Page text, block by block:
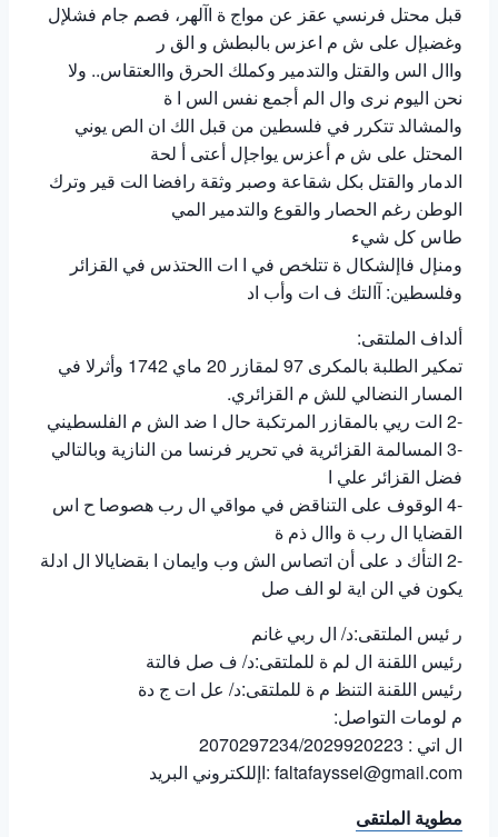
قبل محتل فرنسي عقز عن مواج ة اآلهر، فصم جام فشلإل
وغضبإل على ش م اعزس بالبطش و الق ر
واال الس والقتل والتدمير وكملك الحرق واالعتقاس.. ولا
نحن اليوم نرى وال الم أجمع نفس الس ا ة
والمشالد تتكرر في فلسطين من قبل الك ان الص يوني
المحتل على ش م أعزس يواجإل أعتى أ لحة
الدمار والقتل بكل شقاعة وصبر وثقة رافضا الت قير وترك
الوطن رغم الحصار والقوع والتدمير المي
طاس كل شيء
ومنإل فاإلشكال ة تتلخص في ا ات االحتذس في القزائر
وفلسطين: آالتك ف ات وأب اد
ألداف الملتقى:
تمكير الطلبة بالمكرى 97 لمقازر 20 ماي 1742 وأثرلا في
المسار النضالي للش م القزائري.
-2 الت ريي بالمقازر المرتكبة حال ا ضد الش م الفلسطيني
-3 المسالمة القزائرية في تحرير فرنسا من النازية وبالتالي
فضل القزائر علي ا
-4 الوقوف على التناقض في مواقي ال رب هصوصا ح اس
القضايا ال رب ة واال ذم ة
-2 التأك د على أن اتصاس الش وب وايمان ا بقضايالا ال ادلة
يكون في الن اية لو الف صل
ر ئيس الملتقى:د/ ال ربي غانم
رئيس اللقنة ال لم ة للملتقى:د/ ف صل فالتة
رئيس اللقنة التنظ م ة للملتقى:د/ عل ات ج دة
م لومات التواصل:
ال اتي : 2070297234/2029920223
faltafayssel@gmail.com :اإللكتروني البريد
مطوية الملتقى